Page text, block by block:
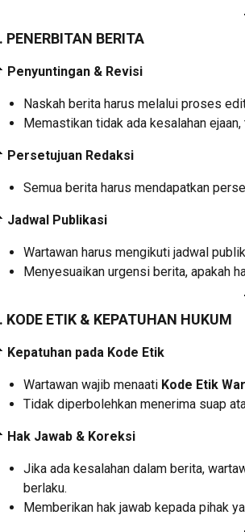
PENERBITAN BERITA
Penyuntingan & Revisi
Naskah berita harus melalui proses
Memastikan tidak ada kesalahan
Persetujuan Redaksi
Semua berita harus mendapatkan
Jadwal Publikasi
Wartawan harus mengikuti jadwal
Menyesuaikan urgensi berita, apakah
KODE ETIK & KEPATUHAN HUKUM
Kepatuhan pada Kode Etik
Wartawan wajib menaati Kode Etik
Tidak diperbolehkan menerima suap
Hak Jawab & Koreksi
Jika ada kesalahan dalam berita,
berlaku.
Memberikan hak jawab kepada pihak